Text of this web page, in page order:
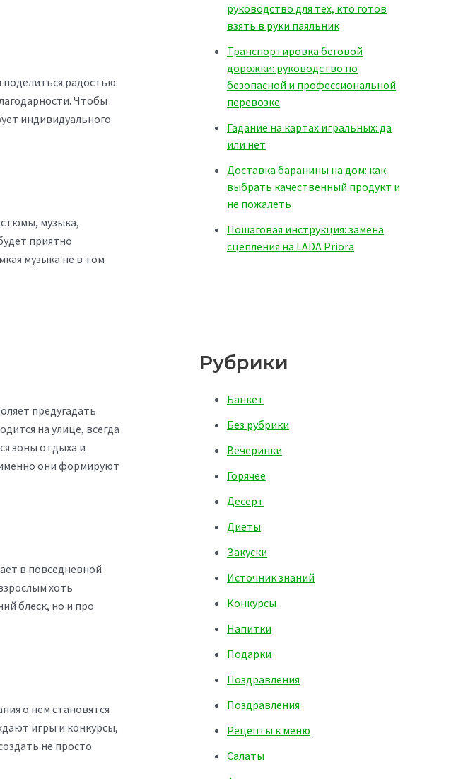
поделиться радостью.
Чтобы
индивидуального
музыка,
приятно
музыка не в том
предугадать
на улице, всегда
зоны отдыха и
они формируют
в повседневной
хоть
блеск, но и про
о нем становятся
игры и конкурсы,
не просто
руководство для тех, кто готов
взять в руки паяльник
Транспортировка беговой
дорожки: руководство по
безопасной и профессиональной
перевозке
Гадание на картах игральных: да
или нет
Доставка баранины на дом: как
выбрать качественный продукт и
не пожалеть
Пошаговая инструкция: замена
сцепления на LADA Priora
Рубрики
Банкет
Без рубрики
Вечеринки
Горячее
Десерт
Диеты
Закуски
Источник знаний
Конкурсы
Напитки
Подарки
Поздравления
Поздравления
Рецепты к меню
Салаты